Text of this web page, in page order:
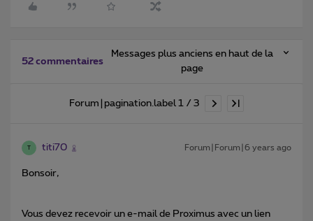
52 commentaires
Messages plus anciens en haut de la
page
Forum|pagination.label 1 / 3
T titi70 Forum|Forum|6 years ago
Bonsoir,
Vous devez recevoir un e-mail de Proximus avec un lien